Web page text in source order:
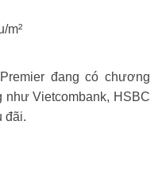
m²
đang có chương
như Vietcombank, HSBC
đãi.